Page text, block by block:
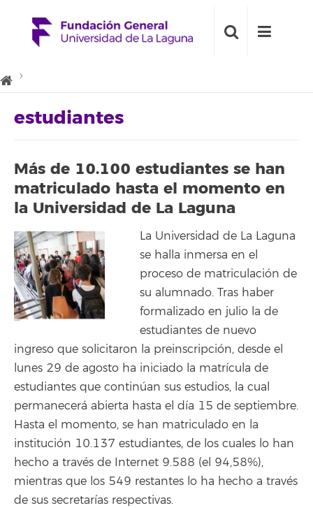
estudiantes
Más de 10.100 estudiantes se han
matriculado hasta el momento en
la Universidad de La Laguna
La Universidad de La Laguna
se halla inmersa en el
proceso de matriculación de
su alumnado. Tras haber
formalizado en julio la de
estudiantes de nuevo
ingreso que solicitaron la preinscripción, desde el
lunes 29 de agosto ha iniciado la matrícula de
estudiantes que continúan sus estudios, la cual
permanecerá abierta hasta el día 15 de septiembre.
Hasta el momento, se han matriculado en la
institución 10.137 estudiantes, de los cuales lo han
hecho a través de Internet 9.588 (el 94,58%),
mientras que los 549 restantes lo ha hecho a través
de sus secretarías respectivas.